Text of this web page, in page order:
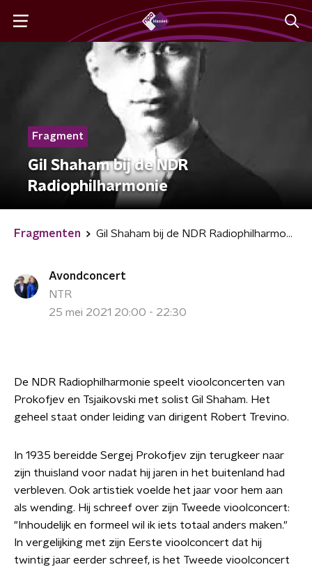
Fragment
Gil Shaham bij de NDR
Radiophilharmonie
Fragmenten Gil Shaham bij de NDR Radiophilharmonie
Avondconcert
NTR
25 mei 2021 20:00 - 22:30
De NDR Radiophilharmonie speelt vioolconcerten van
Prokofjev en Tsjaikovski met solist Gil Shaham. Het
geheel staat onder leiding van dirigent Robert Trevino.
In 1935 bereidde Sergej Prokofjev zijn terugkeer naar
zijn thuisland voor nadat hij jaren in het buitenland had
verbleven. Ook artistiek voelde het jaar voor hem aan
als wending. Hij schreef over zijn Tweede vioolconcert:
"Inhoudelijk en formeel wil ik iets totaal anders maken."
In vergelijking met zijn Eerste vioolconcert dat hij
twintig jaar eerder schreef, is het Tweede vioolconcert